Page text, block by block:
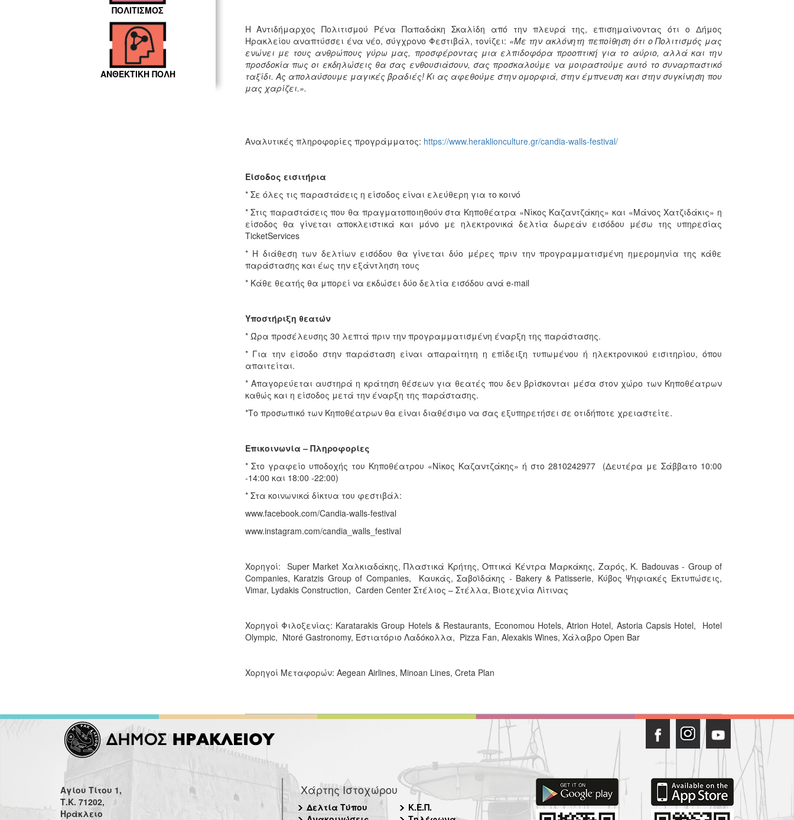
ΠΟΛΙΤΙΣΜΟΣ
ΑΝΘΕΚΤΙΚΗ ΠΟΛΗ
Η Αντιδήμαρχος Πολιτισμού Ρένα Παπαδάκη Σκαλίδη από την πλευρά της, επισημαίνοντας ότι ο Δήμος
Ηρακλείου αναπτύσσει ένα νέο, σύγχρονο Φεστιβάλ, τονίζει: «Με την ακλόνητη πεποίθηση ότι ο Πολιτισμός μας
ενώνει με τους ανθρώπους γύρω μας, προσφέροντας μια ελπιδοφόρα προοπτική για το αύριο, αλλά και την
προσδοκία πως οι εκδηλώσεις θα σας ενθουσιάσουν, σας προσκαλούμε να μοιραστούμε αυτό το συναρπαστικό
ταξίδι. Ας απολαύσουμε μαγικές βραδιές! Κι ας αφεθούμε στην ομορφιά, στην έμπνευση και στην συγκίνηση που
μας χαρίζει.».
Αναλυτικές πληροφορίες προγράμματος: https://www.heraklionculture.gr/candia-walls-festival/
Είσοδος εισιτήρια
* Σε όλες τις παραστάσεις η είσοδος είναι ελεύθερη για το κοινό
* Στις παραστάσεις που θα πραγματοποιηθούν στα Κηποθέατρα «Νίκος Καζαντζάκης» και «Μάνος Χατζιδάκις» η
είσοδος θα γίνεται αποκλειστικά και μόνο με ηλεκτρονικά δελτία δωρεάν εισόδου μέσω της υπηρεσίας
TicketServices
* Η διάθεση των δελτίων εισόδου θα γίνεται δύο μέρες πριν την προγραμματισμένη ημερομηνία της κάθε
παράστασης και έως την εξάντληση τους
* Κάθε θεατής θα μπορεί να εκδώσει δύο δελτία εισόδου ανά e-mail
Υποστήριξη θεατών
* Ώρα προσέλευσης 30 λεπτά πριν την προγραμματισμένη έναρξη της παράστασης.
* Για την είσοδο στην παράσταση είναι απαραίτητη η επίδειξη τυπωμένου ή ηλεκτρονικού εισιτηρίου, όπου
απαιτείται.
* Απαγορεύεται αυστηρά η κράτηση θέσεων για θεατές που δεν βρίσκονται μέσα στον χώρο των Κηποθέατρων
καθώς και η είσοδος μετά την έναρξη της παράστασης.
*Το προσωπικό των Κηποθέατρων θα είναι διαθέσιμο να σας εξυπηρετήσει σε οτιδήποτε χρειαστείτε.
Επικοινωνία – Πληροφορίες
* Στο γραφείο υποδοχής του Κηποθέατρου «Νίκος Καζαντζάκης» ή στο 2810242977 (Δευτέρα με Σάββατο 10:00
-14:00 και 18:00 -22:00)
* Στα κοινωνικά δίκτυα του φεστιβάλ:
www.facebook.com/Candia-walls-festival
www.instagram.com/candia_walls_festival
Χορηγοί: Super Market Χαλκιαδάκης, Πλαστικά Κρήτης, Οπτικά Κέντρα Μαρκάκης, Ζαρός, K. Badouvas - Group of
Companies, Karatzis Group of Companies, Καυκάς, Σαβοϊδάκης - Bakery & Patisserie, Κύβος Ψηφιακές Εκτυπώσεις,
Vimar, Lydakis Construction, Carden Center Στέλιος – Στέλλα, Βιοτεχνία Λίτινας
Χορηγοί Φιλοξενίας: Karatarakis Group Hotels & Restaurants, Economou Hotels, Atrion Hotel, Astoria Capsis Hotel, Hotel
Olympic, Ntoré Gastronomy, Εστιατόριο Λαδόκολλα, Pizza Fan, Alexakis Wines, Χάλαβρο Open Bar
Χορηγοί Μεταφορών: Aegean Airlines, Minoan Lines, Creta Plan
Αγίου Τίτου 1,
Τ.Κ. 71202,
Ηράκλειο
Χάρτης Ιστοχώρου
Δελτία Τύπου
Κ.Ε.Π.